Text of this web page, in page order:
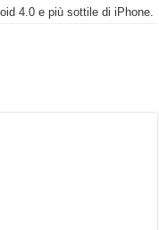
e fa tutto lui! (Senza
4.0 e più sottile di iPhone.